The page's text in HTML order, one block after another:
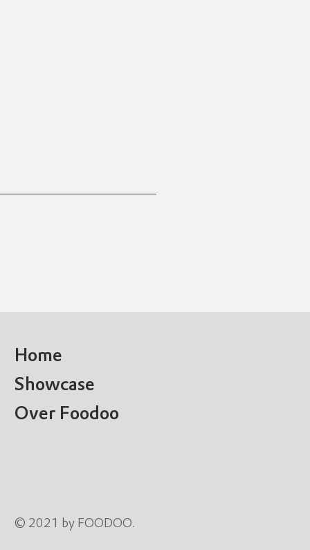
Home
Showcase
Over Foodoo
© 2021 by FOODOO.